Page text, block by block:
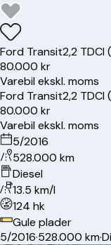
Ford Transit2,2 TDCI
80.000 kr
Varebil ekskl. moms
Ford Transit2,2 TDCI
80.000 kr
Varebil ekskl. moms
5/2016
528.000 km
Diesel
13.5 km/l
124 hk
Gule plader
5/2016·528.000 km·